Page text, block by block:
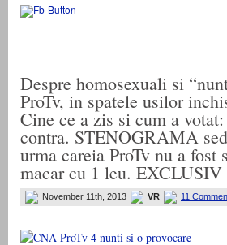
Despre homosexuali si
ProTv, in spatele usilor
Cine ce a zis si cum a
contra. STENOGRAMA
urma careia ProTv nu a fost
macar cu 1 leu.
November 11th, 2013 VR 11